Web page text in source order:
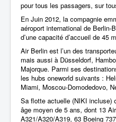
pour tous les passagers, sur
En Juin 2012, la compagnie
aéroport international de Berlin-
d’une capacité d’accueil de 45
Air Berlin est l’un des
mais aussi à Düsseldorf,
Majorque. Parmi ses
les hubs oneworld suivants :
Miami, Moscou-Domodedovo,
Sa flotte actuelle (NIKI incluse)
âge moyen de 5 ans, dont 13
A321/A320/A319, 63 Boeing